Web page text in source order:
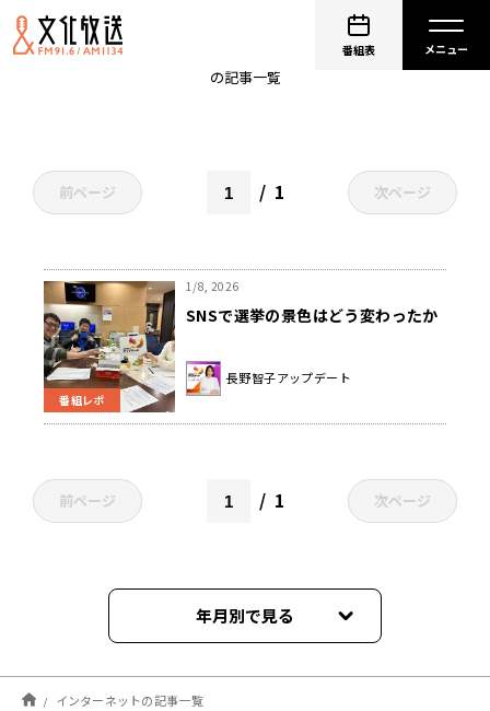
番組表
の記事一覧
前ページ 1 次ページ
番組レポ
1/8, 2026
SNSで選挙の景色はどう変わったか
長野智子アップデート
前ページ 1 次ページ
年月別で見る
2026年06月
インターネットの記事一覧